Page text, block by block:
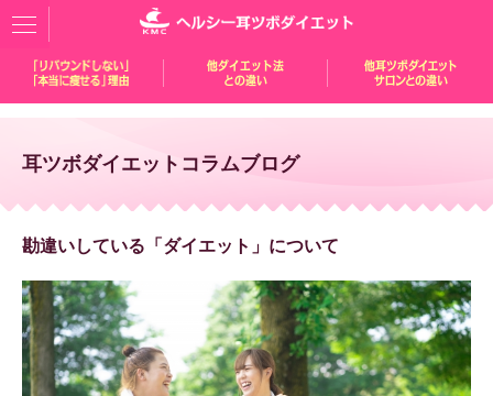
耳ツボダイエットコラムブログ
勘違いしている「ダイエット」について